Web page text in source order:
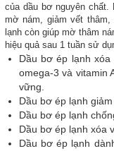
của dầu bơ nguyên chất.
mờ nám, giảm vết
lạnh còn giúp mờ thâm
hiệu quả sau 1 tuần sử
Dầu bơ ép lạnh
omega-3 và vitamin
vững.
Dầu bơ ép lạnh
Dầu bơ ép lạnh
Dầu bơ ép lạnh xóa
Dầu bơ ép lạnh